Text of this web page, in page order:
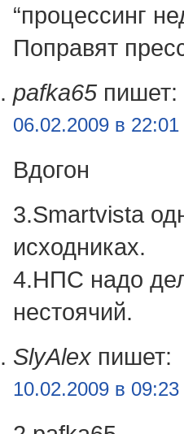
“процессинг
Поправят
pafka65пишет:
06.02.2009 в 22:01
Вдогон
3.Smartvista
исходниках.
4.НПС надо
нестоячий.
SlyAlexпишет:
10.02.2009 в 09:23